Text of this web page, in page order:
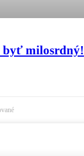
byť milosrdný!